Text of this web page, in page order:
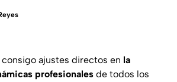
ajustes directos en la
profesionales de todos los